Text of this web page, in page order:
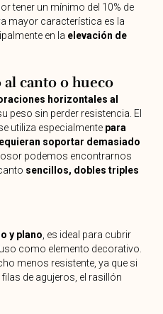
tener un mínimo del 10% de
mayor característica es la
en la elevación de
canto o hueco
horizontales al
peso sin perder resistencia. El
utiliza especialmente para
soportar demasiado
podemos encontrarnos
sencillos, dobles triples
y plano , es ideal para cubrir
como elemento decorativo.
menos resistente, ya que si
de agujeros, el rasillón